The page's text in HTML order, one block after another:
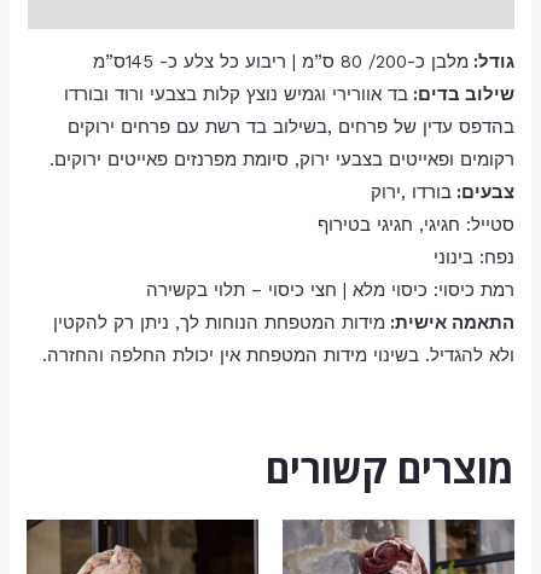
גודל: מלבן כ-200/ 80 ס”מ | ריבוע כל צלע כ- 145ס”מ
שילוב בדים:בד אוורירי וגמיש נוצץ קלות בצבעי ורוד ובורדו
בהדפס עדין של פרחים ,בשילוב בד רשת עם פרחים ירוקים
רקומים ופאייטים בצבעי ירוק, סיומת מפרנזים פאייטים ירוקים.
צבעים:בורדו ,ירוק
סטייל: חגיגי, חגיגי בטירוף
נפח:בינוני
רמת כיסוי: כיסוי מלא | חצי כיסוי – תלוי בקשירה
התאמה אישית: מידות המטפחת הנוחות לך, ניתן רק להקטין
ולא להגדיל. בשינוי מידות המטפחת אין יכולת החלפה והחזרה.
מוצרים קשורים